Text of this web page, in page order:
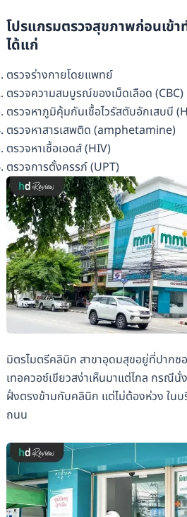
โปรแกรมตรวจสุขภาพก่อนเข้า
ได้แก่
ตรวจร่างกายโดยแพทย์
ตรวจความสมบูรณ์ของเม็ดเลือด (CBC)
ตรวจหาภูมิคุ้มกันเชื้อไวรัสตับอักเสบบี
ตรวจหาสารเสพติด (amphetamine)
ตรวจหาเชื้อเอดส์ (HIV)
ตรวจการตั้งครรภ์ (UPT)
มิตรไมตรีคลินิก สาขาอุดมสุขอยู่ที่ปากซ
เทอควอซ์เขียวสง่าเห็นมาแต่ไกล กรณีนั่
ฝั่งตรงข้ามกับคลินิก แต่ไม่ต้องห่วง ใน
ถนน